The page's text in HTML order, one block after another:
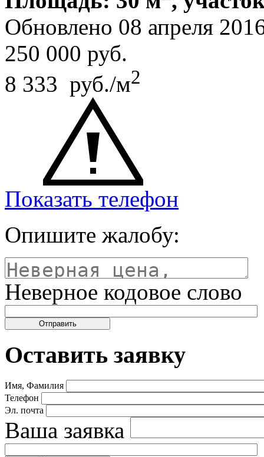
Обновлено 08 апреля
250 000 руб.
8 333 руб./м2
Показать телефон
Опишите жалобу:
Неверное кодовое слово
Оставить заявку
Имя, Фамилия
Телефон
Эл. почта
Ваша заявка